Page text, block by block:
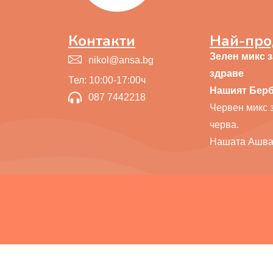
Контакти
nikol@ansa.bg
Тел: 10:00-17:00ч
087 7442218
Най-
Зелен микс
здраве
Нашият
Червен микс
черва.
Нашата